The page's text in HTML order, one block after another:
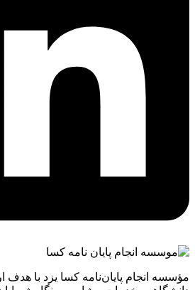
مؤسسه انجام پایان‌نامه کسا یزد با